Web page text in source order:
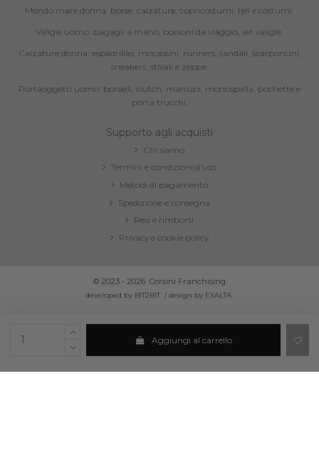
Aggiungi al carrello
Mondo mare donna: borse, calzature, copricostumi, teli e costumi.
Valigie uomo: bagagli a mano, borsoni da viaggio, set valigie.
Calzature donna: espadrillas, mocassini, runners, sandali, scarponcini,
sneakers, stivali e zeppe.
Portaoggetti uomo: borselli, clutch, marsupi, monospalla, pochette e
porta trucchi.
Supporto agli acquisti
Chi siamo
Termini e condizioni d'uso
Metodi di pagamento
Spedizione e consegna
Resi e rimborsi
Privacy e cookie policy
© 2023 - 2026 Corsini Franchising
developed by BIT2BIT /design by EXALTA
Corsini Franchising Srl [pluripersonale - Capitale soc. 20.000,00 euro i.v.] - Via S.M. di
Capua, 7/c - 91100 Trapani
C.F. e P.IVA: IT02027270814 - REA: TP-140300 - PEC: corsinifranchising@pec.it